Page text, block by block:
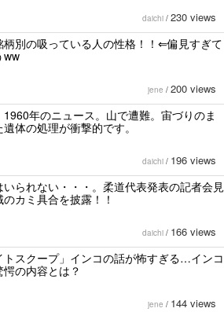
daichi / 230 views
柄別の吸っている人の性格！！⇐偏見すぎて
ww
jene / 200 views
年のニュース。山で遭難。宙づりのま
体の処理が衝撃的です。
daichi / 196 views
いられない・・・。柔道代表発表の記者会見
カミ具合を披露！！
daichi / 166 views
トスクープ」インコの話が怖すぎる…インコ
の内容とは？
jene / 144 views